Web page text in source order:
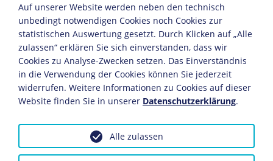
Gewand, wie sie zum Ende der Republik auch viele
in den Kinosboten.
Literatur und Film
Die Literatur erlebte ab der Mitte der 20er Jahre eine
Blütezeit. Zu einem vielgelesenen Klassiker avancierte
der 1924 erschienene Roman "Der Zauberberg" von
Thomas Mann. 1929 erhielt Mann den
Prosawerk "Die Buddenbrooks" von 1901. Weltruf
erlangte 1927 auch Hermann Hesse mit "Der
Auf unserer Website werden neben den technisch
unbedingt notwendigen Cookies noch Cookies zur
statistischen Auswertung gesetzt. Durch Klicken auf „Alle
zulassen“ erklären Sie sich einverstanden, dass wir
Cookies zu Analyse-Zwecken setzen. Das Einverständnis
in die Verwendung der Cookies können Sie jederzeit
widerrufen. Weitere Informationen zu Cookies auf dieser
Website finden Sie in unserer Datenschutzerklärung.
Alle zulassen